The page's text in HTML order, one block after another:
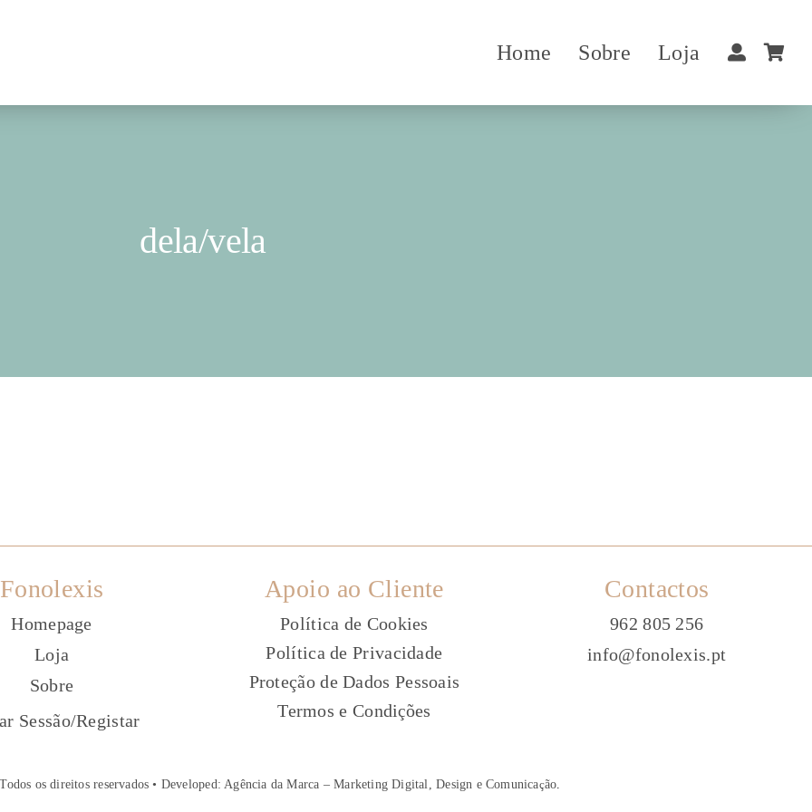
Home Sobre Loja
dela/vela
Fonolexis
Homepage
Loja
Sobre
Sessão/Registar
Apoio ao Cliente
Política de Cookies
Política de Privacidade
Proteção de Dados Pessoais
Termos e Condições
Contactos
962 805 256
info@fonolexis.pt
os direitos reservados • Developed:Agência da Marca – Marketing Digital, Design e Comunicação.